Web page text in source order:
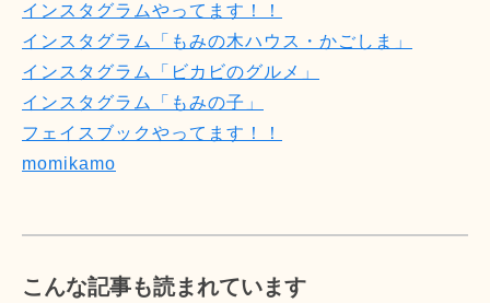
インスタグラムやってます！！
インスタグラム「もみの木ハウス・かごしま」
インスタグラム「ビカビのグルメ」
インスタグラム「もみの子」
フェイスブックやってます！！
momikamo
こんな記事も読まれています